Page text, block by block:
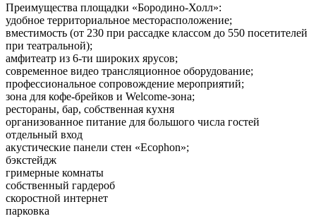
Преимущества площадки «Бородино-Холл»:
удобное территориальное месторасположение;
вместимость (от 230 при рассадке классом до 550 посетителей
при театральной);
амфитеатр из 6-ти широких ярусов;
современное видео трансляционное оборудование;
профессиональное сопровождение мероприятий;
зона для кофе-брейков и Welcome-зона;
рестораны, бар, собственная кухня
организованное питание для большого числа гостей
отдельный вход
акустические панели стен «Ecophon»;
бэкстейдж
гримерные комнаты
собственный гардероб
скоростной интернет
парковка